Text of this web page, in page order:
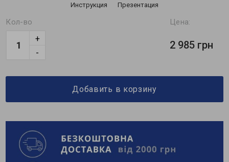
Инструкция Презентация
Кол-во
-
+
Цена:
2 985 грн
Добавить в корзину